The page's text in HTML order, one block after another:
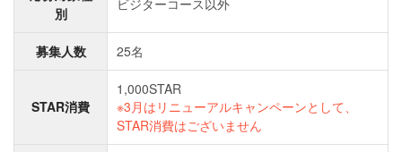
別
募集人数 25名
STAR消費
1,000STAR
※3月はリニューアルキャンペーンとして、
STAR消費はございません